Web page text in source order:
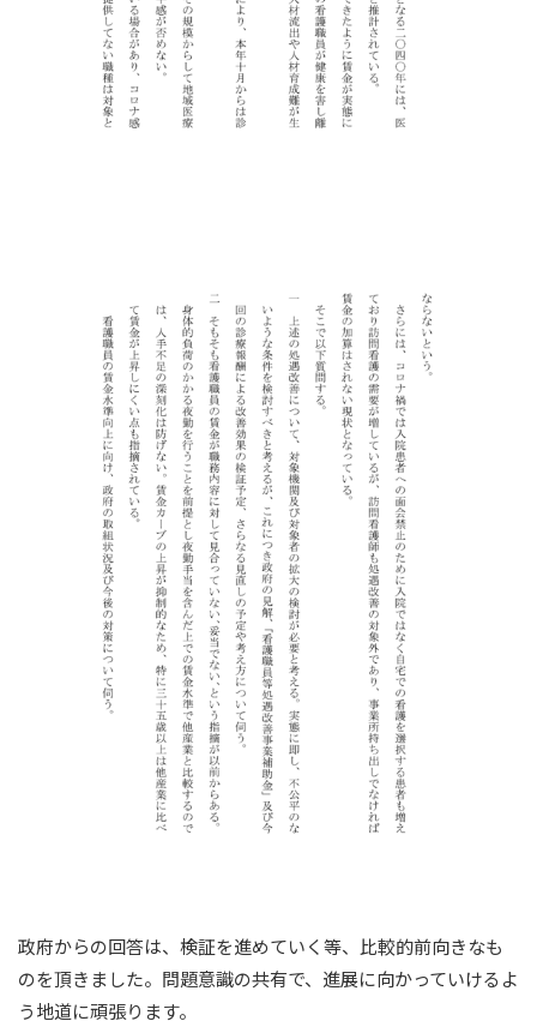
政府からの回答は、検証を進めていく等、比較的前向きなも
のを頂きました。問題意識の共有で、進展に向かっていけるよ
う地道に頑張ります。